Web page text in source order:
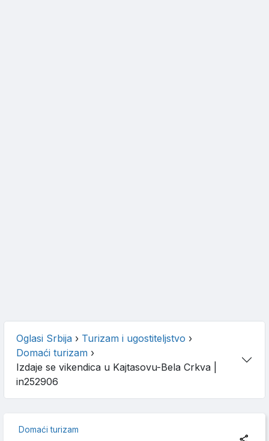
Oglasi Srbija › Turizam i ugostiteljstvo ›
Domaći turizam ›
Izdaje se vikendica u Kajtasovu-Bela Crkva
in252906
Domaći turizam